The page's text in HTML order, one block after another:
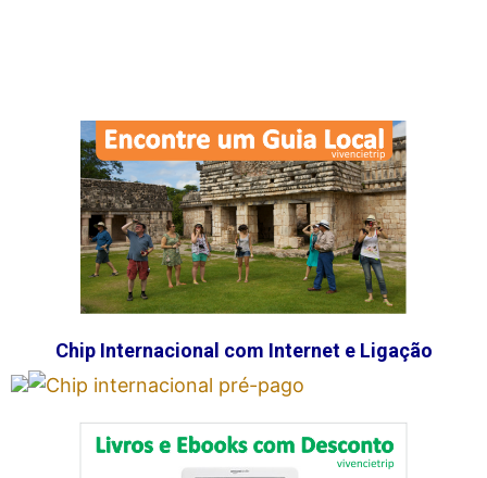
Chip Internacional com Internet e Ligação